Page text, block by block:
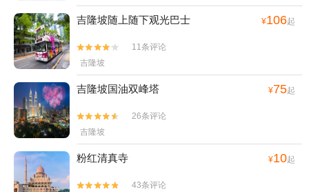
吉隆坡随上随下观光巴士 ¥106起


11条评论
吉隆坡
吉隆坡国油双峰塔 ¥75起


26条评论
吉隆坡
粉红清真寺 ¥10起

 43条评论